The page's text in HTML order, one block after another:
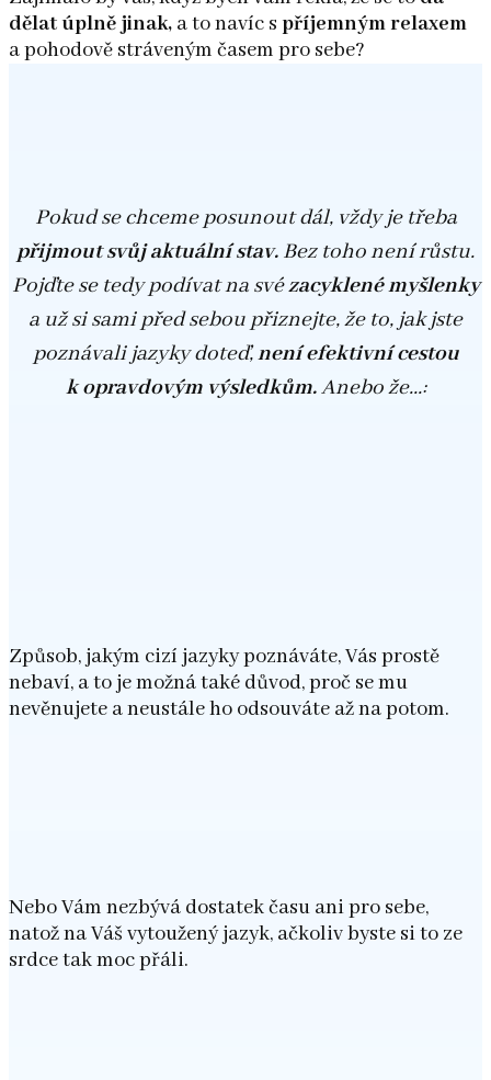
dělat úplně jinak, a to navíc s příjemným relaxem
a pohodově stráveným časem pro sebe?
Pokud se chceme posunout dál, vždy je třeba
přijmout svůj aktuální stav. Bez toho není růstu.
Pojďte se tedy podívat na svézacyklené myšlenky
a už si sami před sebou přiznejte, že to, jak jste
poznávali jazyky doteď,není efektivní cestou
k opravdovým výsledkům.Anebo že...:
Způsob, jakým cizí jazyky poznáváte, Vás prostě
nebaví, a to je možná také důvod, proč se mu
nevěnujete a neustále ho odsouváte až na potom.
Nebo Vám nezbývá dostatek času ani pro sebe,
natož na Váš vytoužený jazyk, ačkoliv byste si to ze
srdce tak moc přáli.